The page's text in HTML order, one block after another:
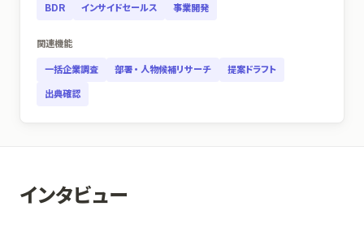
BDR インサイドセールス 事業開発
関連機能
一括企業調査 部署・人物候補リサーチ
提案ドラフト
出典確認
インタビュー